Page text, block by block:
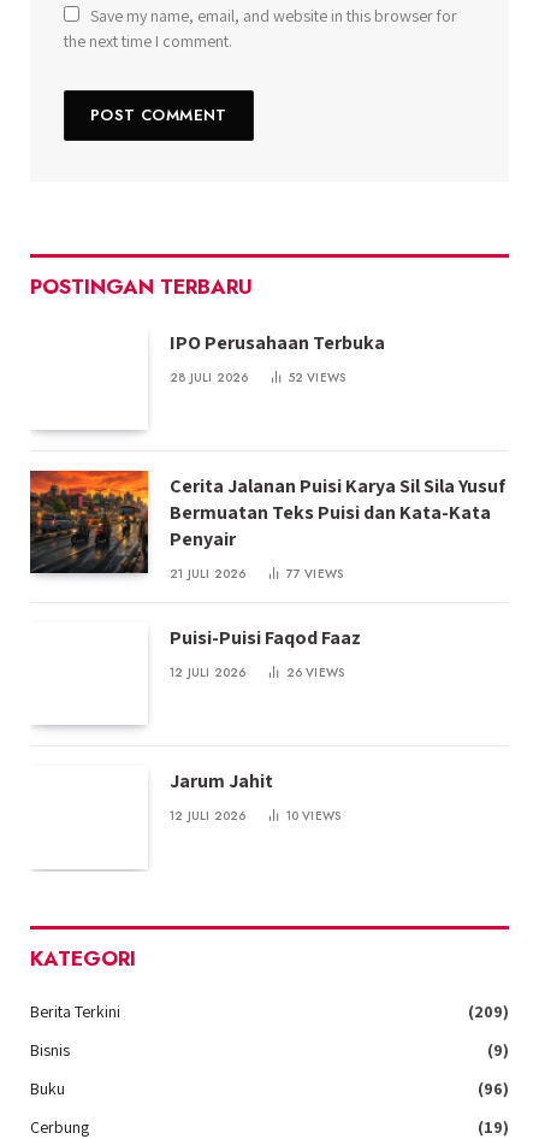
Save my name, email, and website in this browser for
the next time I comment.
POSTINGAN TERBARU
IPO Perusahaan Terbuka
28 JULI 2026 52VIEWS
Cerita Jalanan Puisi Karya Sil Sila Yusuf
Bermuatan Teks Puisi dan Kata-Kata
Penyair
21 JULI 2026 77VIEWS
Puisi-Puisi Faqod Faaz
12 JULI 2026 26VIEWS
Jarum Jahit
12 JULI 2026 10VIEWS
KATEGORI
Berita Terkini
(209)
Bisnis
(9)
Buku
(96)
Cerbung
(19)